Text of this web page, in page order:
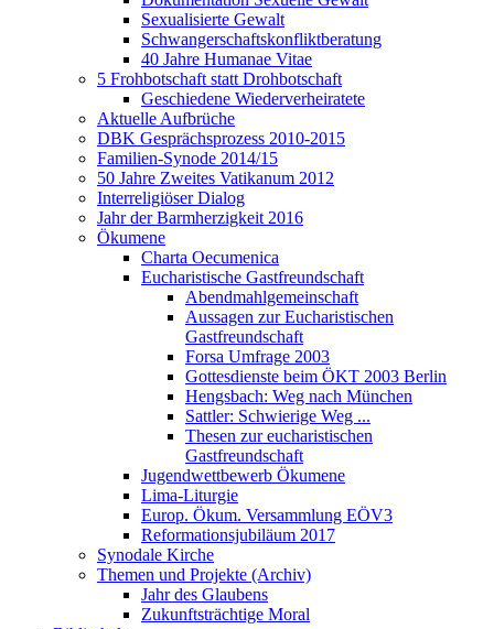
Sexualisierte Gewalt
Schwangerschaftskonfliktberatung
40 Jahre Humanae Vitae
5 Frohbotschaft statt Drohbotschaft
Geschiedene Wiederverheiratete
Aktuelle Aufbrüche
DBK Gesprächsprozess 2010-2015
Familien-Synode 2014/15
50 Jahre Zweites Vatikanum 2012
Interreligiöser Dialog
Jahr der Barmherzigkeit 2016
Ökumene
Charta Oecumenica
Eucharistische Gastfreundschaft
Abendmahlgemeinschaft
Aussagen zur Eucharistischen
Gastfreundschaft
Forsa Umfrage 2003
Gottesdienste beim ÖKT 2003 Berlin
Hengsbach: Weg nach München
Sattler: Schwierige Weg ...
Thesen zur eucharistischen
Gastfreundschaft
Jugendwettbewerb Ökumene
Lima-Liturgie
Europ. Ökum. Versammlung EÖV3
Reformationsjubiläum 2017
Synodale Kirche
Themen und Projekte (Archiv)
Jahr des Glaubens
Zukunftsträchtige Moral